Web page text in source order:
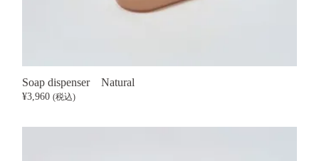
Soap dispenser Natural
¥3,960 (税込)